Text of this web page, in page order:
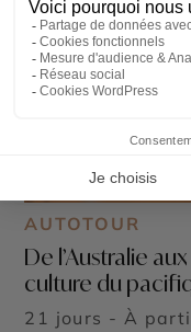
AUTOTOUR
De l’Australie
culture du
21 jours - À